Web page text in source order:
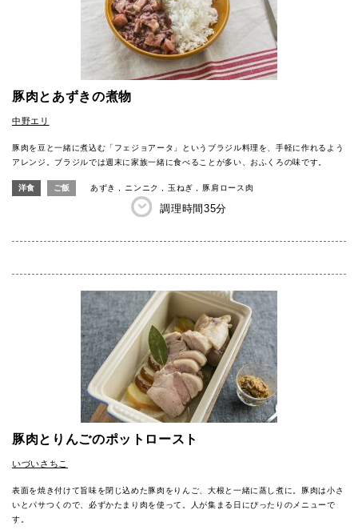
豚肉とあずきの煮物
中野エリ
豚肉を豆と一緒に煮込む「フェジョアータ」というブラジル料理を、手軽に作れるよう
アレンジ。ブラジルでは週末に家族一緒に食べることが多い、おふくろの味です。
洋食 ご飯 あずき ニンニク 玉ねぎ 豚肩ロース肉
調理時間35分
豚肉とりんごのポットロースト
いづいさちこ
表面を焼き付けて旨味を閉じ込めた豚肉をりんご、大根と一緒に蒸し煮に。豚肉は小さ
いとパサつくので、必ずかたまり肉を使って。人が集まる日にぴったりのメニューで
す。